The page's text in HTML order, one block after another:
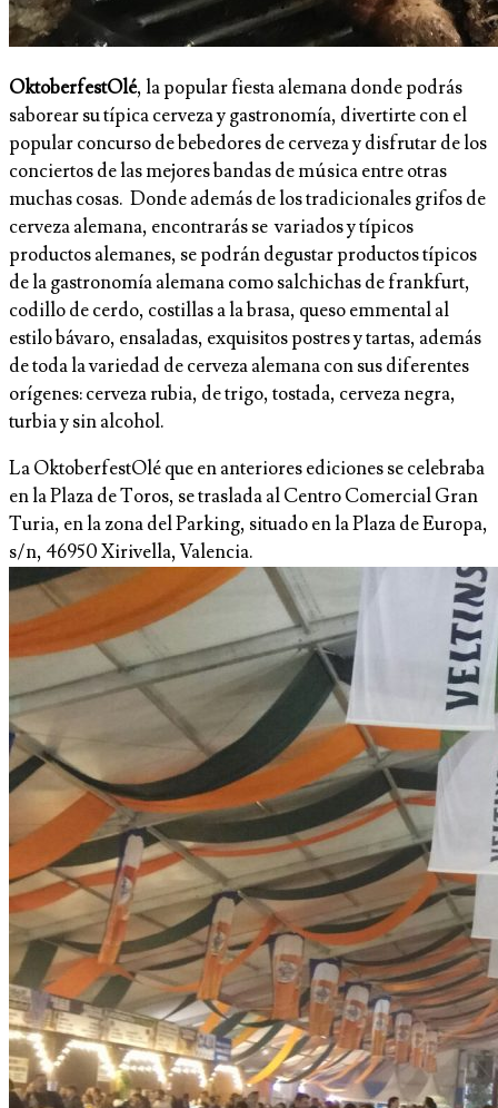
OktoberfestOlé, la popular fiesta alemana donde podrás
saborear su típica cerveza y gastronomía, divertirte con el
popular concurso de bebedores de cerveza y disfrutar de los
conciertos de las mejores bandas de música entre otras
muchas cosas. Donde además de los tradicionales grifos de
cerveza alemana, encontrarás se variados y típicos
productos alemanes, se podrán degustar productos típicos
de la gastronomía alemana como salchichas de frankfurt,
codillo de cerdo, costillas a la brasa, queso emmental al
estilo bávaro, ensaladas, exquisitos postres y tartas, además
de toda la variedad de cerveza alemana con sus diferentes
orígenes: cerveza rubia, de trigo, tostada, cerveza negra,
turbia y sin alcohol.
La OktoberfestOlé que en anteriores ediciones se celebraba
en la Plaza de Toros, se traslada al Centro Comercial Gran
Turia, en la zona del Parking, situado en la Plaza de Europa,
s/n, 46950 Xirivella, Valencia.